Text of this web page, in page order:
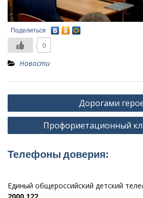
Поделиться
0
Новости
Навигация
по
записям
Дорогами
Профориетационный
Телефоны доверия:
Единый общероссийский детский